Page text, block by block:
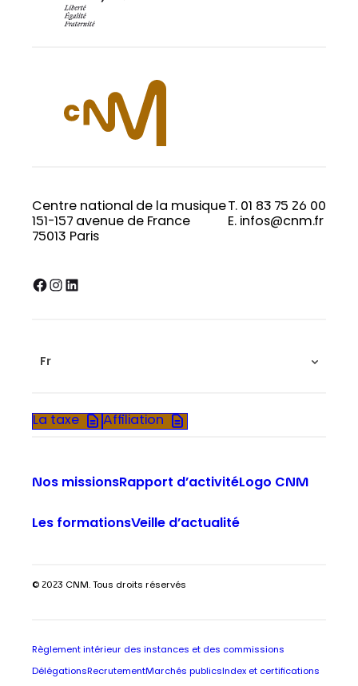
Centre national de la musique
151-157 avenue de France
75013 Paris
T. 01 83 75 26 00
E. infos@cnm.fr
Facebook InstagramLinkedIn
Fr
La taxe Affiliation
Nos missionsRapport d’activitéLogo CNM
Les formationsVeille d’actualité
© 2023 CNM. Tous droits réservés
Règlement intérieur des instances et des commissions
Délégations RecrutementMarchés publics Index et certifications